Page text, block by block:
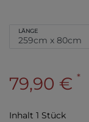
LÄNGE
79,90 € *
Inhalt 1 Stück